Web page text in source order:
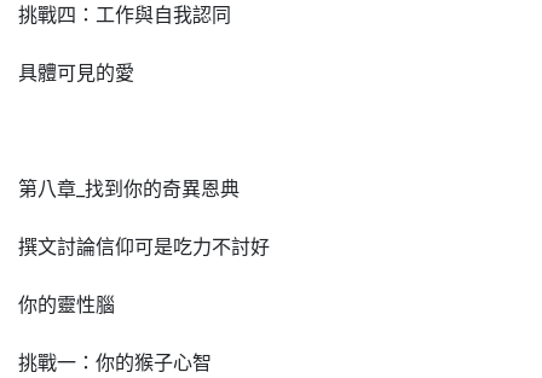
挑戰四：工作與自我認同
具體可見的愛
第八章_找到你的奇異恩典
撰文討論信仰可是吃力不討好
你的靈性腦
挑戰一：你的猴子心智